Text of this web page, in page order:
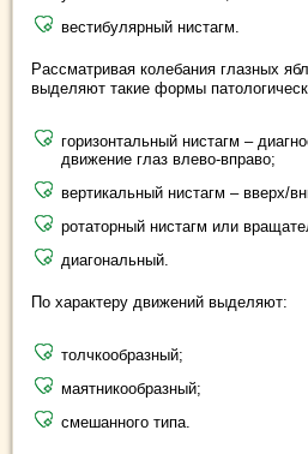
вестибулярный нистагм.
Рассматривая колебания глазных
выделяют такие формы
горизонтальный нистагм –
движение глаз влево-вправо;
вертикальный нистагм – вверх/
ротаторный нистагм или
диагональный.
По характеру движений выделяют:
толчкообразный;
маятникообразный;
смешанного типа.